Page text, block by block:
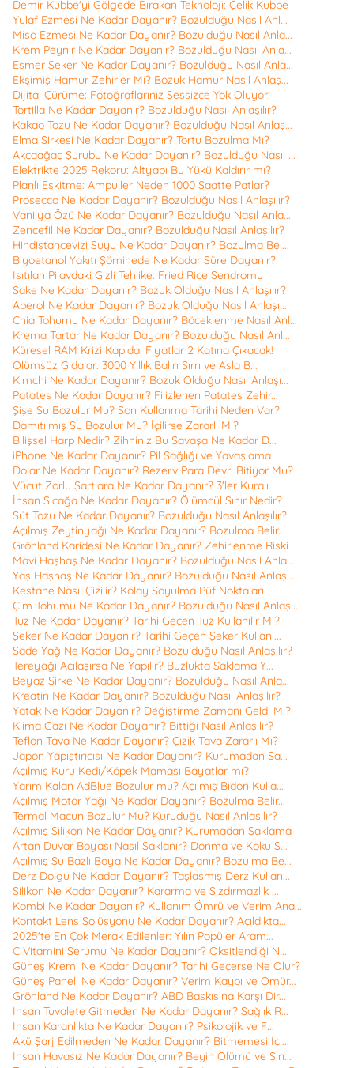
Demir Kubbe'yi Gölgede Bırakan Teknoloji: Çelik Kubbe
Yulaf Ezmesi Ne Kadar Dayanır? Bozulduğu Nasıl Anl...
Miso Ezmesi Ne Kadar Dayanır? Bozulduğu Nasıl Anla...
Krem Peynir Ne Kadar Dayanır? Bozulduğu Nasıl Anla...
Esmer Şeker Ne Kadar Dayanır? Bozulduğu Nasıl Anla...
Ekşimiş Hamur Zehirler Mi? Bozuk Hamur Nasıl Anlaş...
Dijital Çürüme: Fotoğraflarınız Sessizce Yok Oluyor!
Tortilla Ne Kadar Dayanır? Bozulduğu Nasıl Anlaşılır?
Kakao Tozu Ne Kadar Dayanır? Bozulduğu Nasıl Anlaş...
Elma Sirkesi Ne Kadar Dayanır? Tortu Bozulma Mı?
Akçaağaç Şurubu Ne Kadar Dayanır? Bozulduğu Nasıl ...
Elektrikte 2025 Rekoru: Altyapı Bu Yükü Kaldırır mı?
Planlı Eskitme: Ampuller Neden 1000 Saatte Patlar?
Prosecco Ne Kadar Dayanır? Bozulduğu Nasıl Anlaşılır?
Vanilya Özü Ne Kadar Dayanır? Bozulduğu Nasıl Anla...
Zencefil Ne Kadar Dayanır? Bozulduğu Nasıl Anlaşılır?
Hindistancevizi Suyu Ne Kadar Dayanır? Bozulma Bel...
Biyoetanol Yakıtı Şöminede Ne Kadar Süre Dayanır?
Isıtılan Pilavdaki Gizli Tehlike: Fried Rice Sendromu
Sake Ne Kadar Dayanır? Bozuk Olduğu Nasıl Anlaşılır?
Aperol Ne Kadar Dayanır? Bozuk Olduğu Nasıl Anlaşı...
Chia Tohumu Ne Kadar Dayanır? Böceklenme Nasıl Anl...
Krema Tartar Ne Kadar Dayanır? Bozulduğu Nasıl Anl...
Küresel RAM Krizi Kapıda: Fiyatlar 2 Katına Çıkacak!
Ölümsüz Gıdalar: 3000 Yıllık Balın Sırrı ve Asla B...
Kimchi Ne Kadar Dayanır? Bozuk Olduğu Nasıl Anlaşı...
Patates Ne Kadar Dayanır? Filizlenen Patates Zehir...
Şişe Su Bozulur Mu? Son Kullanma Tarihi Neden Var?
Damıtılmış Su Bozulur Mu? İçilirse Zararlı Mı?
Bilişsel Harp Nedir? Zihniniz Bu Savaşa Ne Kadar D...
iPhone Ne Kadar Dayanır? Pil Sağlığı ve Yavaşlama
Dolar Ne Kadar Dayanır? Rezerv Para Devri Bitiyor Mu?
Vücut Zorlu Şartlara Ne Kadar Dayanır? 3'ler Kuralı
İnsan Sıcağa Ne Kadar Dayanır? Ölümcül Sınır Nedir?
Süt Tozu Ne Kadar Dayanır? Bozulduğu Nasıl Anlaşılır?
Açılmış Zeytinyağı Ne Kadar Dayanır? Bozulma Belir...
Grönland Karidesi Ne Kadar Dayanır? Zehirlenme Riski
Mavi Haşhaş Ne Kadar Dayanır? Bozulduğu Nasıl Anla...
Yaş Haşhaş Ne Kadar Dayanır? Bozulduğu Nasıl Anlaş...
Kestane Nasıl Çizilir? Kolay Soyulma Püf Noktaları
Çim Tohumu Ne Kadar Dayanır? Bozulduğu Nasıl Anlaş...
Tuz Ne Kadar Dayanır? Tarihi Geçen Tuz Kullanılır Mı?
Şeker Ne Kadar Dayanır? Tarihi Geçen Şeker Kullanı...
Sade Yağ Ne Kadar Dayanır? Bozulduğu Nasıl Anlaşılır?
Tereyağı Acılaşırsa Ne Yapılır? Buzlukta Saklama Y...
Beyaz Sirke Ne Kadar Dayanır? Bozulduğu Nasıl Anla...
Kreatin Ne Kadar Dayanır? Bozulduğu Nasıl Anlaşılır?
Yatak Ne Kadar Dayanır? Değiştirme Zamanı Geldi Mi?
Klima Gazı Ne Kadar Dayanır? Bittiği Nasıl Anlaşılır?
Teflon Tava Ne Kadar Dayanır? Çizik Tava Zararlı Mı?
Japon Yapıştırıcısı Ne Kadar Dayanır? Kurumadan Sa...
Açılmış Kuru Kedi/Köpek Maması Bayatlar mı?
Yarım Kalan AdBlue Bozulur mu? Açılmış Bidon Kulla...
Açılmış Motor Yağı Ne Kadar Dayanır? Bozulma Belir...
Termal Macun Bozulur Mu? Kuruduğu Nasıl Anlaşılır?
Açılmış Silikon Ne Kadar Dayanır? Kurumadan Saklama
Artan Duvar Boyası Nasıl Saklanır? Donma ve Koku S...
Açılmış Su Bazlı Boya Ne Kadar Dayanır? Bozulma Be...
Derz Dolgu Ne Kadar Dayanır? Taşlaşmış Derz Kullan...
Silikon Ne Kadar Dayanır? Kararma ve Sızdırmazlık ...
Kombi Ne Kadar Dayanır? Kullanım Ömrü ve Verim Ana...
Kontakt Lens Solüsyonu Ne Kadar Dayanır? Açıldıkta...
2025'te En Çok Merak Edilenler: Yılın Popüler Aram...
C Vitamini Serumu Ne Kadar Dayanır? Oksitlendiği N...
Güneş Kremi Ne Kadar Dayanır? Tarihi Geçerse Ne Olur?
Güneş Paneli Ne Kadar Dayanır? Verim Kaybı ve Ömür...
Grönland Ne Kadar Dayanır? ABD Baskısına Karşı Dir...
İnsan Tuvalete Gitmeden Ne Kadar Dayanır? Sağlık R...
İnsan Karanlıkta Ne Kadar Dayanır? Psikolojik ve F...
Akü Şarj Edilmeden Ne Kadar Dayanır? Bitmemesi İçi...
İnsan Havasız Ne Kadar Dayanır? Beyin Ölümü ve Sın...